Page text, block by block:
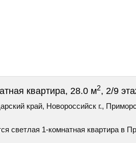
квартира, 28.0 м2, 2/9
край, Новороссийск г.,
светлая 1-комнатная квартира в